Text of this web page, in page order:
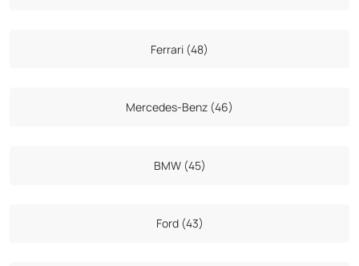
Ferrari (48)
Mercedes-Benz (46)
BMW (45)
Ford (43)